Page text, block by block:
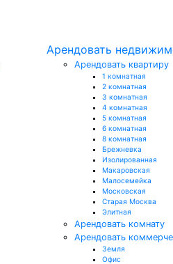
Арендовать
Арендовать квартиру
1 комнатная
2 комнатная
3 комнатная
4 комнатная
5 комнатная
6 комнатная
8 комнатная
Брежневка
Изолированная
Макаровская
Малосемейка
Московская
Старая Москва
Элитная
Арендовать комнату
Арендовать
Земля
Офис